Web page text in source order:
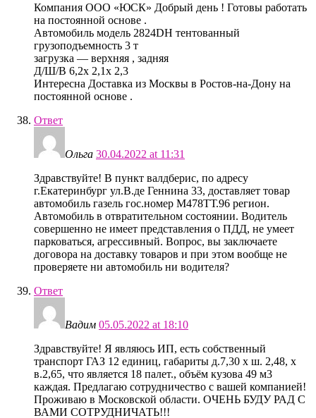
Компания ООО «ЮСК» Добрый день ! Готовы работать
на постоянной основе .
Автомобиль модель 2824DH тентованный
грузоподъемность 3 т
загрузка — верхняя , задняя
Д/Ш/В 6,2х 2,1х 2,3
Интересна Доставка из Москвы в Ростов-на-Дону на
постоянной основе .
Ответ
Ольга 30.04.2022 at 11:31
Здравствуйте! В пункт валдберис, по адресу
г.Екатеринбург ул.В.де Геннина 33, доставляет товар
автомобиль газель гос.номер М478ТТ.96 регион.
Автомобиль в отвратительном состоянии. Водитель
совершенно не имеет представления о ПДД, не умеет
парковаться, агрессивный. Вопрос, вы заключаете
договора на доставку товаров и при этом вообще не
проверяете ни автомобиль ни водителя?
Ответ
Вадим 05.05.2022 at 18:10
Здравствуйте! Я являюсь ИП, есть собственный
транспорт ГАЗ 12 единиц, габариты д.7,30 х ш. 2,48, х
в.2,65, что является 18 палет., объём кузова 49 м3
каждая. Предлагаю сотрудничество с вашей компанией!
Проживаю в Московской области. ОЧЕНЬ БУДУ РАД С
ВАМИ СОТРУДНИЧАТЬ!!!